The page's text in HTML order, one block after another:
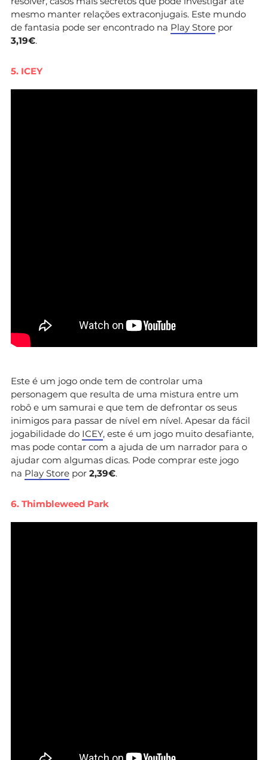
mesmo manter relações extraconjugais. Este mundo
de fantasia pode ser encontrado na Play Store por
3,19€.
5. ICEY
Este é um jogo onde tem de controlar uma
personagem que resulta de uma mistura entre um
robô e um samurai e que tem de defrontar os seus
inimigos para passar de nível em nível. Apesar da fácil
jogabilidade do ICEY, este é um jogo muito desafiante,
mas pode contar com a ajuda de um narrador para o
ajudar com algumas dicas. Pode comprar este jogo
na Play Store por 2,39€.
6. Thimbleweed Park